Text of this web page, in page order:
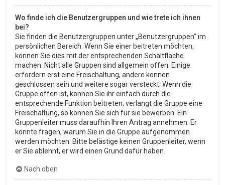
Wo finde ich die Benutzergruppen und wie trete ich ihnen
bei?
Sie finden die Benutzergruppen unter „Benutzergruppen“ im
persönlichen Bereich. Wenn Sie einer beitreten möchten,
können Sie dies mit der entsprechenden Schaltfläche
machen. Nicht alle Gruppen sind allgemein offen. Einige
erfordern erst eine Freischaltung, andere können
geschlossen sein und weitere sogar versteckt. Wenn die
Gruppe offen ist, können Sie ihr einfach durch die
entsprechende Funktion beitreten; verlangt die Gruppe eine
Freischaltung, so können Sie sich für sie bewerben. Ein
Gruppenleiter muss daraufhin Ihren Antrag annehmen. Er
könnte fragen, warum Sie in die Gruppe aufgenommen
werden möchten. Bitte belästige keinen Gruppenleiter, wenn
er Sie ablehnt, er wird einen Grund dafür haben.
Nach oben